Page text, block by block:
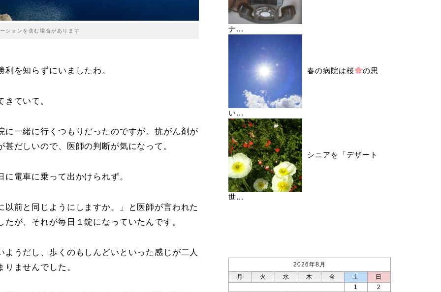
ションを含む場合があります
を知らずにいましたわ。
ていて。
一緒に行くつもりだったのですが。抗がん剤が
だしいので、医師の判断が気になって。
電車に乗って出かけられず。
前と同じようにしますか。」と医師が言われた
が、それが毎日１錠になっていたんです。
うだし、歩くのもしんどいといった感じが二人
ませんでした。
ナ...
春の病院は桜 の思
い...
シニアを「デザート
世...
2026年8月
月
火 水 木 金 土
日
1
2